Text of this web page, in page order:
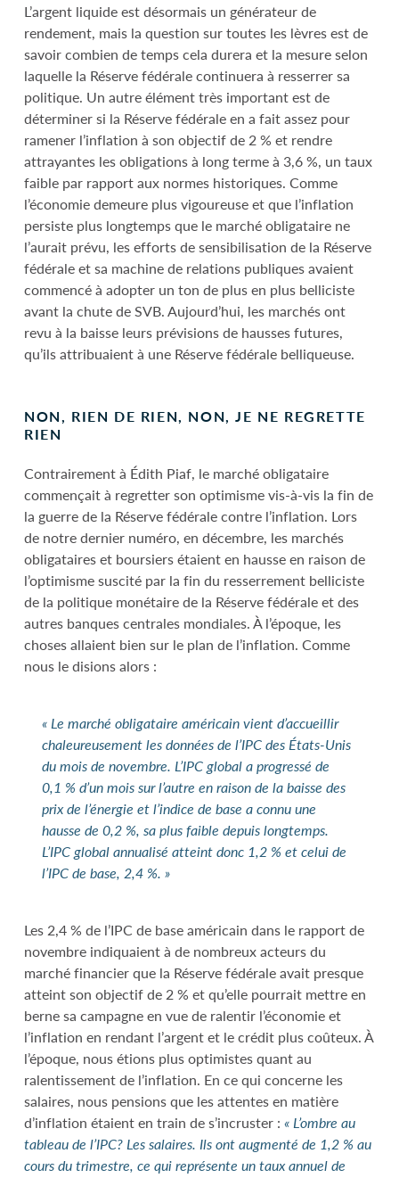
L’argent liquide est désormais un générateur de
rendement, mais la question sur toutes les lèvres est de
savoir combien de temps cela durera et la mesure selon
laquelle la Réserve fédérale continuera à resserrer sa
politique. Un autre élément très important est de
déterminer si la Réserve fédérale en a fait assez pour
ramener l’inflation à son objectif de 2 % et rendre
attrayantes les obligations à long terme à 3,6 %, un taux
faible par rapport aux normes historiques. Comme
l’économie demeure plus vigoureuse et que l’inflation
persiste plus longtemps que le marché obligataire ne
l’aurait prévu, les efforts de sensibilisation de la Réserve
fédérale et sa machine de relations publiques avaient
commencé à adopter un ton de plus en plus belliciste
avant la chute de SVB. Aujourd’hui, les marchés ont
revu à la baisse leurs prévisions de hausses futures,
qu’ils attribuaient à une Réserve fédérale belliqueuse.
NON, RIEN DE RIEN, NON, JE NE REGRETTE
RIEN
Contrairement à Édith Piaf, le marché obligataire
commençait à regretter son optimisme vis-à-vis la fin de
la guerre de la Réserve fédérale contre l’inflation. Lors
de notre dernier numéro, en décembre, les marchés
obligataires et boursiers étaient en hausse en raison de
l’optimisme suscité par la fin du resserrement belliciste
de la politique monétaire de la Réserve fédérale et des
autres banques centrales mondiales. À l’époque, les
choses allaient bien sur le plan de l’inflation. Comme
nous le disions alors :
« Le marché obligataire américain vient d’accueillir
chaleureusement les données de l’IPC des États-Unis
du mois de novembre. L’IPC global a progressé de
0,1 % d’un mois sur l’autre en raison de la baisse des
prix de l’énergie et l’indice de base a connu une
hausse de 0,2 %, sa plus faible depuis longtemps.
L’IPC global annualisé atteint donc 1,2 % et celui de
l’IPC de base, 2,4 %. »
Les 2,4 % de l’IPC de base américain dans le rapport de
novembre indiquaient à de nombreux acteurs du
marché financier que la Réserve fédérale avait presque
atteint son objectif de 2 % et qu’elle pourrait mettre en
berne sa campagne en vue de ralentir l’économie et
l’inflation en rendant l’argent et le crédit plus coûteux. À
l’époque, nous étions plus optimistes quant au
ralentissement de l’inflation. En ce qui concerne les
salaires, nous pensions que les attentes en matière
d’inflation étaient en train de s’incruster : « L’ombre au
tableau de l’IPC? Les salaires. Ils ont augmenté de 1,2 % au
cours du trimestre, ce qui représente un taux annuel de